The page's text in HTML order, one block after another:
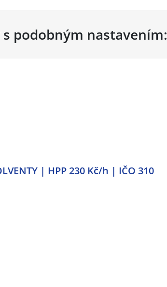
podobným nastavením:
| HPP 230 Kč/h | IČO 310